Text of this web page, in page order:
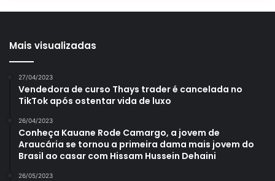
Mais visualizadas
27/04/2023
Vendedora de curso Thays trader é cancelada no
TikTok após ostentar vida de luxo
26/04/2023
Conheça Kauane Rode Camargo, a jovem de
Araucária se tornou a primeira dama mais jovem do
Brasil ao casar com Hissam Hussein Dehaini
26/05/2023